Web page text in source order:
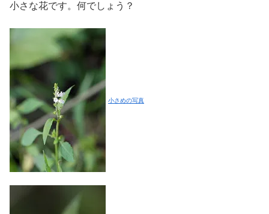
小さな花です。何でしょう？
小さめの写真